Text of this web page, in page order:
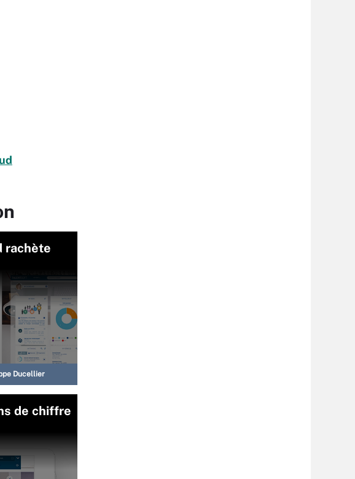
rachète
Ducellier
de chiffre